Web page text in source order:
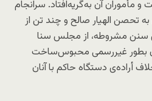
و مأموران آن به‌گریه‌افتاد. سرانجام
به تحصن الهیار صالح و چند تن از
سنن مشروطه، از مجلس سنا
بطور غیررسمی محبوس‌ساخت
أراده‌ی دستگاه حاکم با آنان